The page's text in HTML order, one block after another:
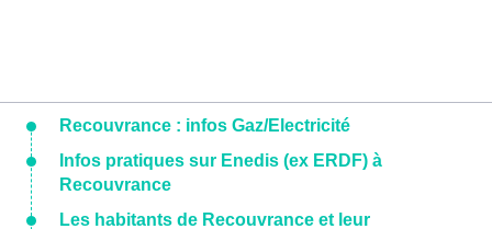
Recouvrance : infos Gaz/Electricité
Infos pratiques sur Enedis (ex ERDF) à
Recouvrance
Les habitants de Recouvrance et leur